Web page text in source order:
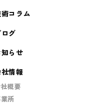
コラム
ログ
らせ
情報
概要
所